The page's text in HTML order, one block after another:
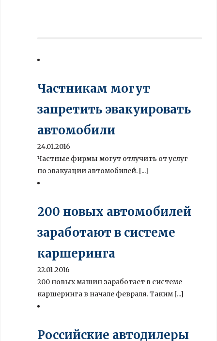
Частникам могут
запретить эвакуировать
автомобили
24.01.2016
Частные фирмы могут отлучить от услуг
по эвакуации автомобилей. [...]
200 новых автомобилей
заработают в системе
каршеринга
22.01.2016
200 новых машин заработает в системе
каршеринга в начале февраля. Таким [...]
Российские автодилеры